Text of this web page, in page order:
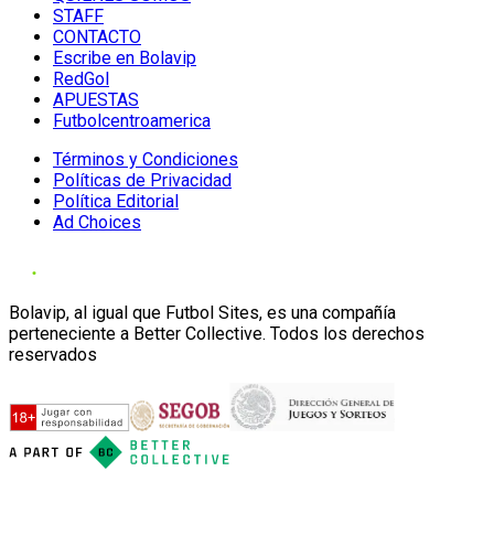
STAFF
CONTACTO
Escribe en Bolavip
RedGol
APUESTAS
Futbolcentroamerica
Términos y Condiciones
Políticas de Privacidad
Política Editorial
Ad Choices
Bolavip, al igual que Futbol Sites, es una compañía
perteneciente a Better Collective. Todos los derechos
reservados